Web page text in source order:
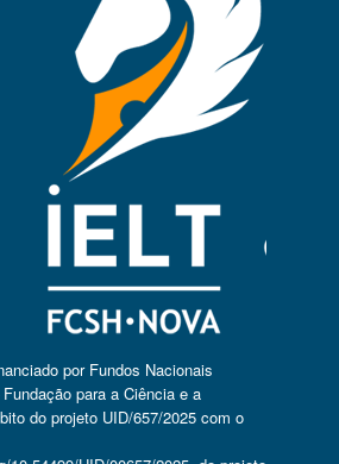
por Fundos Nacionais
para a Ciência e a
do projeto UID/657/2025 com o